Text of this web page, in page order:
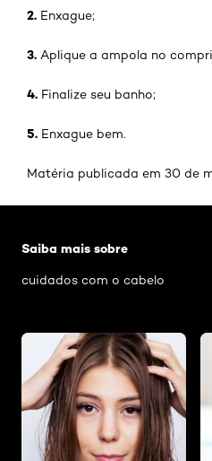
2. Enxague;
3. Aplique a ampola no
4. Finalize seu banho;
5. Enxague bem.
Matéria publicada em 30 de
Saiba mais sobre
cuidados com o cabelo